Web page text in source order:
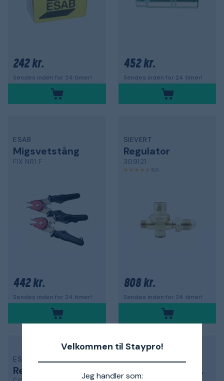
Velkommen til Staypro!
Jeg handler som:
242 kr.
Sendes inden for 24 timer!
452 kr.
Sendes inden for 24 timer!
ESAB
Migsvetstång
FIX NR1 F
442 kr.
Sendes inden for 24 timer!
SIEVERT
Regulator
309121
5,0
808 kr.
Sendes inden for 24 timer!
ESAB
Returleder klemme Slangebrudsventil